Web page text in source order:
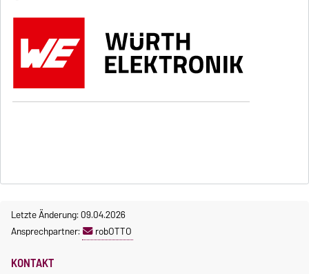
Letzte Änderung: 09.04.2026
Ansprechpartner:
robOTTO
KONTAKT